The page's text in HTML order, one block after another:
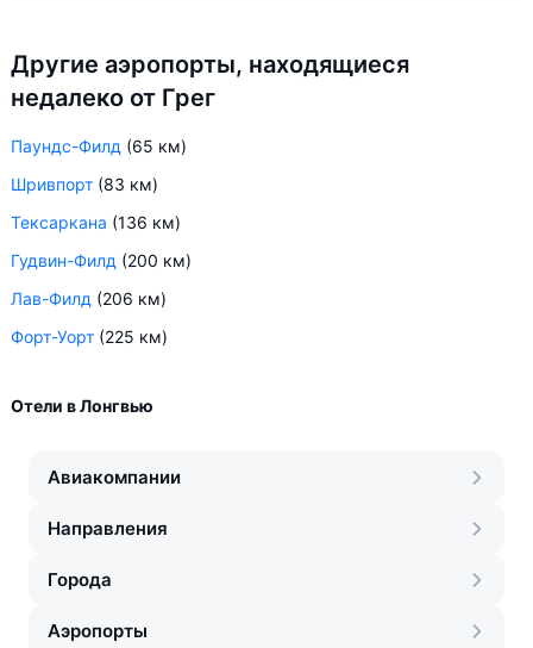
Другие аэропорты, находящиеся
недалеко от Грег
Паундс-Филд (65 км)
Шривпорт (83 км)
Тексаркана (136 км)
Гудвин-Филд (200 км)
Лав-Филд (206 км)
Форт-Уорт (225 км)
Отели в Лонгвью
Авиакомпании
Направления
Города
Аэропорты